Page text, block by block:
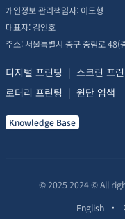
개인정보 관리책임자: 이도형
대표자: 김인호
주소: 서울특별시 중구 중림로 48(
디지털 프린팅 | 스크린 프
로터리 프린팅 | 원단 염색
Knowledge Base
© 2025 2024 © All
English